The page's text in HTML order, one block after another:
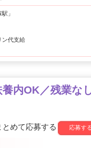
」
代支給
内OK／残業な
とめて応募する 応募す